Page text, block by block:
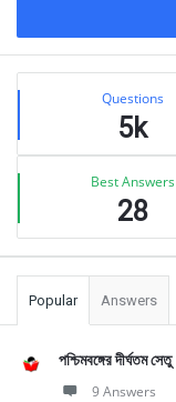
Sidebar
Stats Questions
5k
Best Answers
28
Popular Answers
পশ্চিমবঙ্গের দীর্ঘতম সেতু
9 Answers